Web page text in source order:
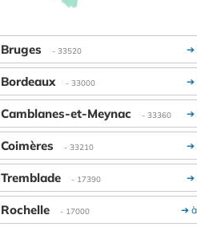
➔
Bruges - 33520
➔
Bordeaux - 33000
➔
Camblanes-et-Meynac - 33360
➔
Coimères - 33210
➔
Tremblade - 17390
➔ à
Rochelle - 17000